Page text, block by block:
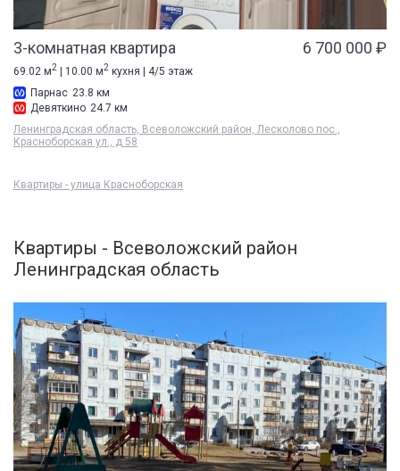
3-комнатная квартира 6 700 000 ₽
69.02 м2 | 10.00 м2 кухня | 4/5 этаж
Парнас 23.8 км
Девяткино 24.7 км
Ленинградская область, Всеволожский район, Лесколово пос.,
Красноборская ул., д 58
Квартиры - улица Красноборская
Квартиры - Всеволожский район
Ленинградская область